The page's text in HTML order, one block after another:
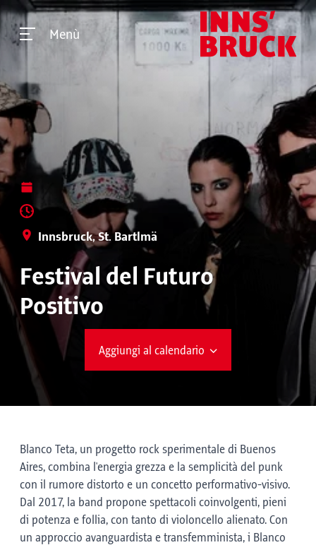
Menù
Innsbruck, St. Bartlmä
Festival del Futuro
Positivo
Aggiungi al calendario
Blanco Teta, un progetto rock sperimentale di Buenos
Aires, combina l'energia grezza e la semplicità del punk
con il rumore distorto e un concetto performativo-visivo.
Dal 2017, la band propone spettacoli coinvolgenti, pieni
di potenza e follia, con tanto di violoncello alienato. Con
un approccio avanguardista e transfemminista, i Blanco